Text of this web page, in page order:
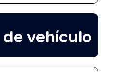
vehículo